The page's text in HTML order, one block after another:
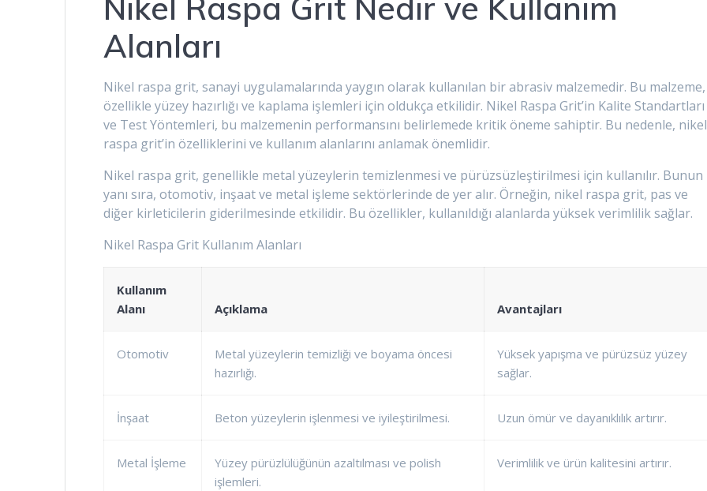
Nikel Raspa Grit Nedir ve Kullanım
Alanları
Nikel raspa grit, sanayi uygulamalarında yaygın olarak kullanılan bir abrasiv malzemedir. Bu malzeme,
özellikle yüzey hazırlığı ve kaplama işlemleri için oldukça etkilidir. Nikel Raspa Grit’in Kalite Standartları
ve Test Yöntemleri, bu malzemenin performansını belirlemede kritik öneme sahiptir. Bu nedenle, nikel
raspa grit’in özelliklerini ve kullanım alanlarını anlamak önemlidir.
Nikel raspa grit, genellikle metal yüzeylerin temizlenmesi ve pürüzsüzleştirilmesi için kullanılır. Bunun
yanı sıra, otomotiv, inşaat ve metal işleme sektörlerinde de yer alır. Örneğin, nikel raspa grit, pas ve
diğer kirleticilerin giderilmesinde etkilidir. Bu özellikler, kullanıldığı alanlarda yüksek verimlilik sağlar.
Nikel Raspa Grit Kullanım Alanları
Kullanım
Alanı
Açıklama Avantajları
Otomotiv
Metal yüzeylerin temizliği ve boyama öncesi
hazırlığı.
Yüksek yapışma ve pürüzsüz yüzey
sağlar.
İnşaat Beton yüzeylerin işlenmesi ve iyileştirilmesi. Uzun ömür ve dayanıklılık artırır.
Metal İşleme
Yüzey pürüzlülüğünün azaltılması ve polish
işlemleri.
Verimlilik ve ürün kalitesini artırır.